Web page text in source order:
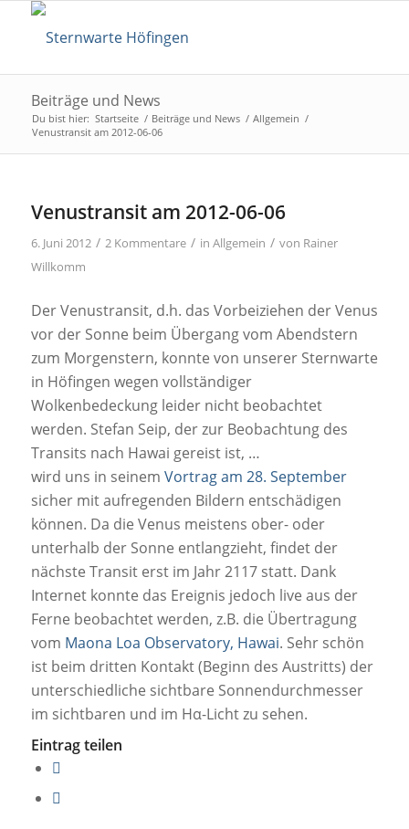
Beiträge und News
Du bist hier: Startseite / Beiträge und News / Allgemein /
Venustransit am 2012-06-06
Venustransit am 2012-06-06
6. Juni 2012 / 2 Kommentare / in Allgemein / von Rainer
Willkomm
Der Venustransit, d.h. das Vorbeiziehen der Venus
vor der Sonne beim Übergang vom Abendstern
zum Morgenstern, konnte von unserer Sternwarte
in Höfingen wegen vollständiger
Wolkenbedeckung leider nicht beobachtet
werden. Stefan Seip, der zur Beobachtung des
Transits nach Hawai gereist ist, …
wird uns in seinem Vortrag am 28. September
sicher mit aufregenden Bildern entschädigen
können. Da die Venus meistens ober- oder
unterhalb der Sonne entlangzieht, findet der
nächste Transit erst im Jahr 2117 statt. Dank
Internet konnte das Ereignis jedoch live aus der
Ferne beobachtet werden, z.B. die Übertragung
vom Maona Loa Observatory, Hawai. Sehr schön
ist beim dritten Kontakt (Beginn des Austritts) der
unterschiedliche sichtbare Sonnendurchmesser
im sichtbaren und im Hα-Licht zu sehen.
Eintrag teilen